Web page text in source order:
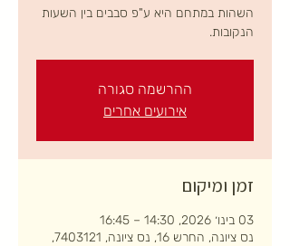
השהות במתחם היא ע"פ סבבים בין השעות
הנקובות.
ההרשמה סגורה
אירועים אחרים
זמן ומיקום
03 בינו׳ 2026, 14:30 – 16:45
נס ציונה, החרש 16, נס ציונה, 7403121,